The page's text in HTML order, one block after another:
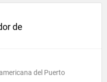
de
del Puerto